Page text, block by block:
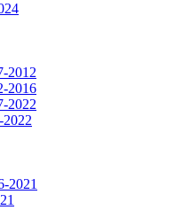
2012
2016
2022
2021